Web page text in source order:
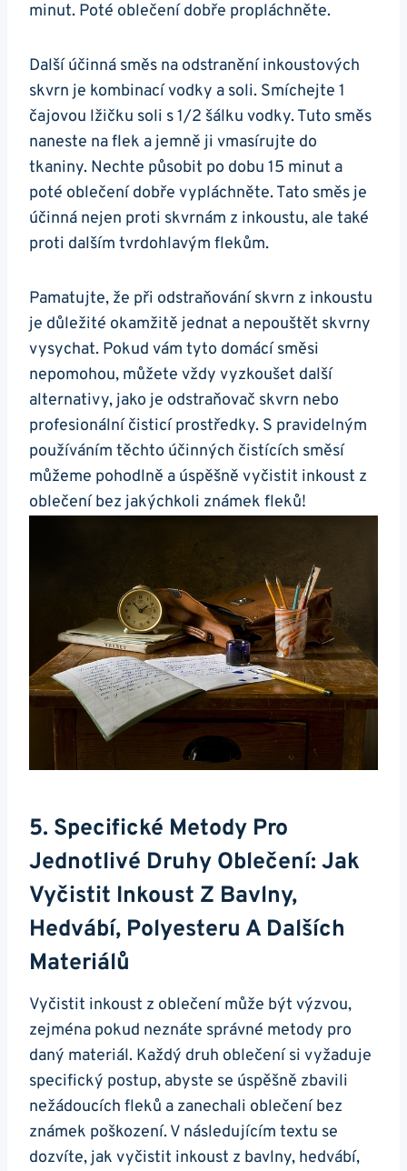
minut. Poté oblečení dobře propláchněte.
Další účinná směs na odstranění inkoustových
skvrn je kombinací vodky a soli. Smíchejte 1
čajovou lžičku soli s 1/2 šálku vodky. Tuto směs
naneste na flek a jemně ji vmasírujte do
tkaniny. Nechte působit po dobu 15 minut a
poté oblečení dobře vypláchněte. Tato směs je
účinná nejen proti skvrnám z inkoustu, ale také
proti dalším tvrdohlavým flekům.
Pamatujte, že při odstraňování skvrn z inkoustu
je důležité okamžitě jednat a nepouštět skvrny
vysychat. Pokud vám tyto domácí směsi
nepomohou, můžete vždy vyzkoušet další
alternativy, jako je odstraňovač skvrn nebo
profesionální čisticí prostředky. S pravidelným
používáním těchto účinných čistících směsí
můžeme pohodlně a úspěšně vyčistit inkoust z
oblečení bez jakýchkoli známek fleků!
5. Specifické Metody Pro
Jednotlivé Druhy Oblečení: Jak
Vyčistit Inkoust Z Bavlny,
Hedvábí, Polyesteru A Dalších
Materiálů
Vyčistit inkoust z oblečení může být výzvou,
zejména pokud neznáte správné metody pro
daný materiál. Každý druh oblečení si vyžaduje
specifický postup, abyste se úspěšně zbavili
nežádoucích fleků a zanechali oblečení bez
známek poškození. V následujícím textu se
dozvíte, jak vyčistit inkoust z bavlny, hedvábí,